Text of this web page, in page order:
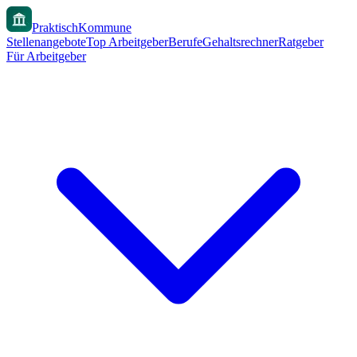
PraktischKommune
StellenangeboteTop ArbeitgeberBerufeGehaltsrechnerRatgeber
Für Arbeitgeber